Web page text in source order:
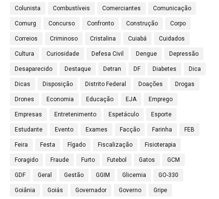
Colunista Combustíveis Comerciantes Comunicação
Comurg Concurso Confronto Construção Corpo
Correios Criminoso Cristalina Cuiabá Cuidados
Cultura Curiosidade Defesa Civil Dengue Depressão
Desaparecido Destaque Detran DF Diabetes Dica
Dicas Disposição Distrito Federal Doações Drogas
Drones Economia Educação EJA Emprego
Empresas Entretenimento Espetáculo Esporte
Estudante Evento Exames Facção Farinha FEB
Feira Festa Fígado Fiscalização Fisioterapia
Foragido Fraude Furto Futebol Gatos GCM
GDF Geral Gestão GGIM Glicemia GO-330
Goiânia Goiás Governador Governo Gripe